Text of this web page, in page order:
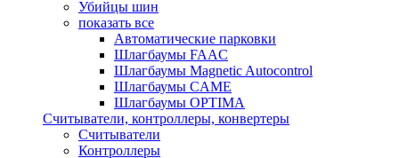
Убийцы шин
показать все
Автоматические парковки
Шлагбаумы FAAC
Шлагбаумы Magnetic Autocontrol
Шлагбаумы CAME
Шлагбаумы OPTIMA
Считыватели, контроллеры, конвертеры
Считыватели
Контроллеры